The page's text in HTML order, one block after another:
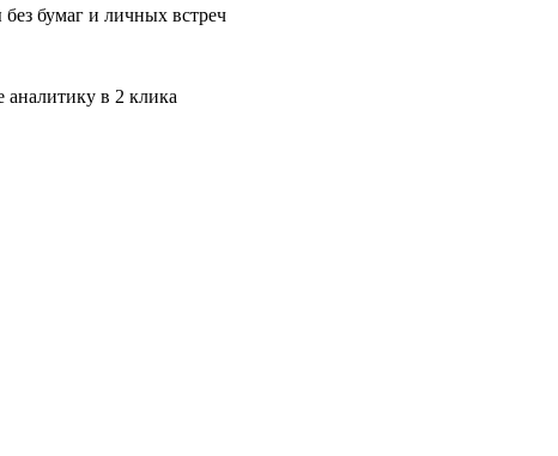
бумаг и личных встреч
аналитику в 2 клика